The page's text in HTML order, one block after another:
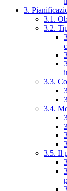
3.
3.1.
3.2.
3.3.
3.4.
3.5. Il